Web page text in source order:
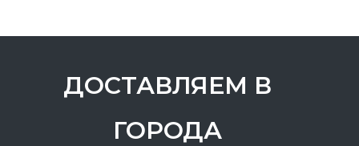
ДОСТАВЛЯЕМ В
ГОРОДА